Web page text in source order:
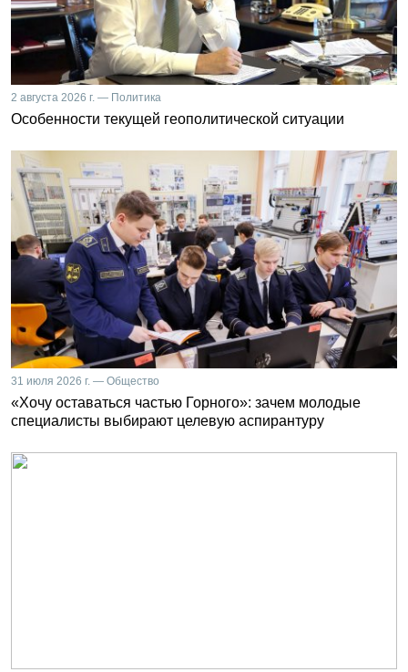
2 августа 2026 г. — Политика
Особенности текущей геополитической ситуации
31 июля 2026 г. — Общество
«Хочу оставаться частью Горного»: зачем молодые
специалисты выбирают целевую аспирантуру